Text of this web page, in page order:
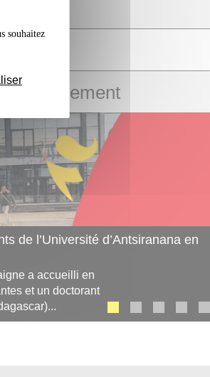
logement
de l’Université d’Antsiranana en
a accueilli en
et un doctorant
souhaitez